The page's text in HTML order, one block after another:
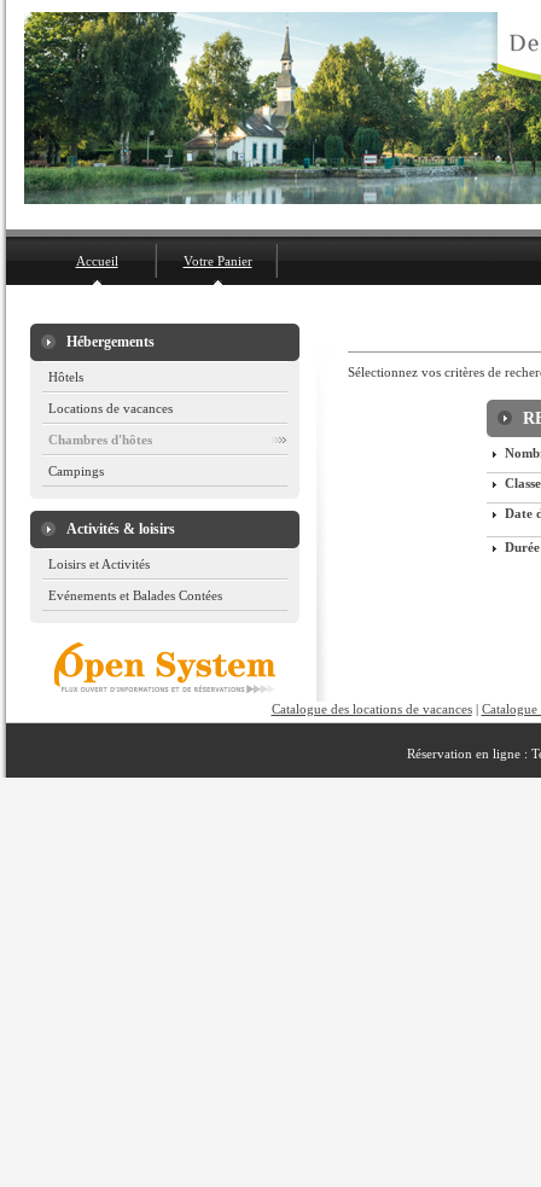
Accueil Votre Panier
Hébergements
Hôtels
Locations de vacances
Chambres d'hôtes
Campings
Activités & loisirs
Loisirs et Activités
Evénements et Balades Contées
Sélectionnez vos critères de
Date
Durée
Catalogue des locations de vacances| Catalogue
Réservation en ligne :